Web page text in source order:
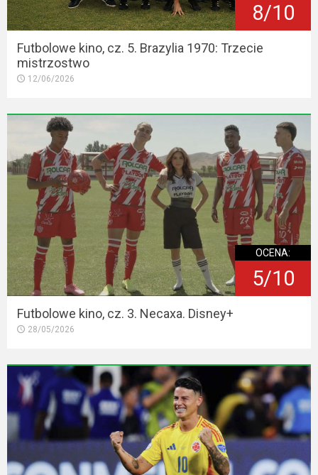
8/10
Futbolowe kino, cz. 5. Brazylia 1970: Trzecie
mistrzostwo
12/06/2026
OCENA:
5/10
Futbolowe kino, cz. 3. Necaxa. Disney+
28/05/2026